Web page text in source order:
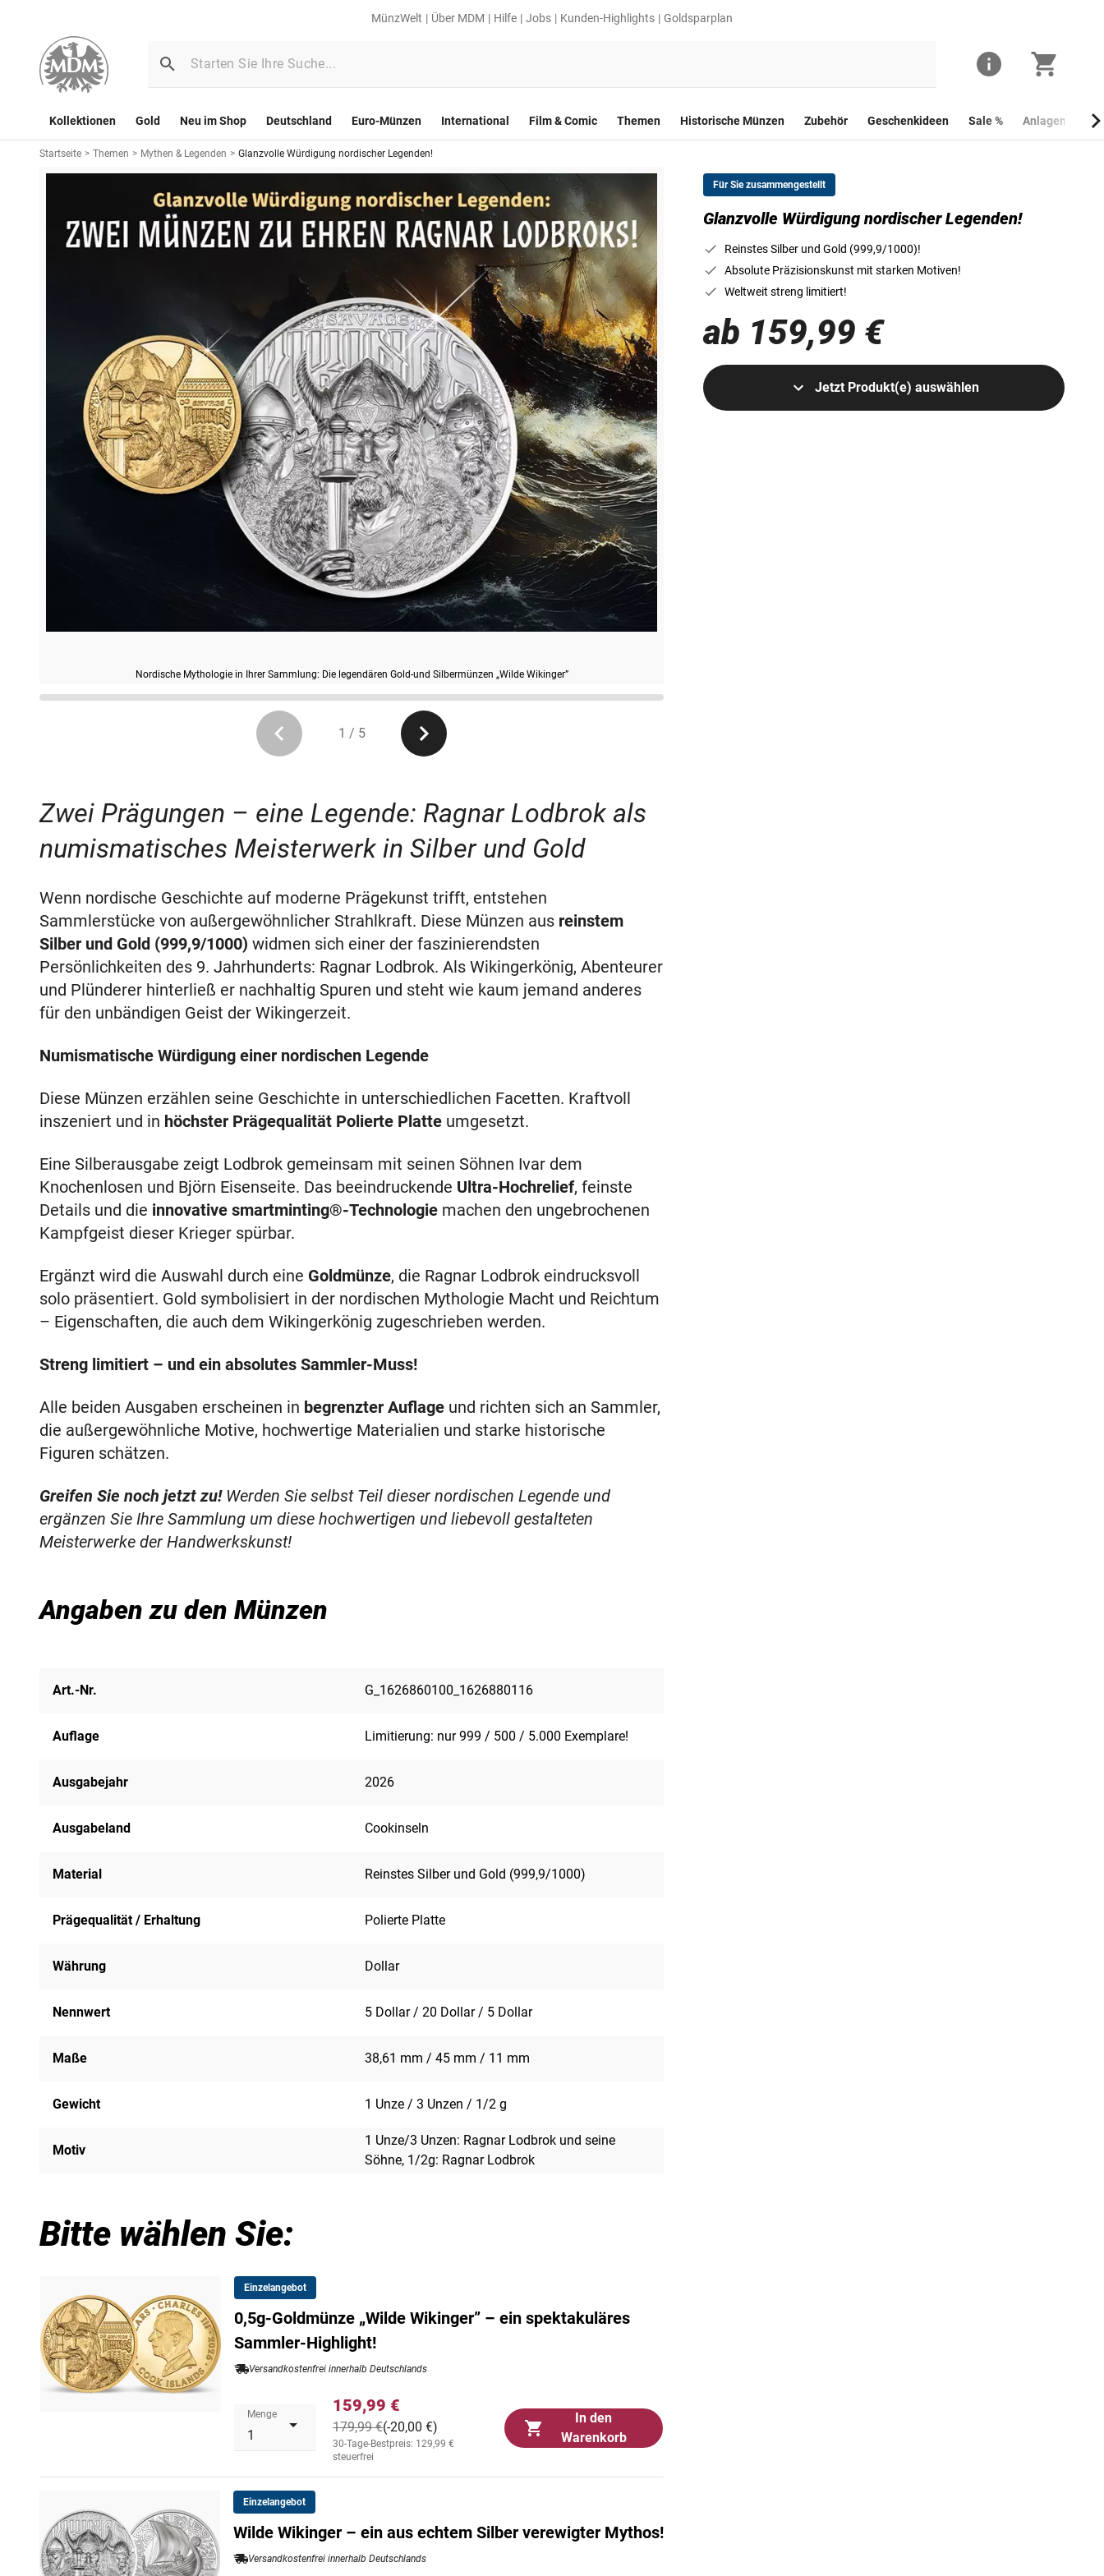
MünzWelt Über MDM Hilfe Jobs Kunden-Highlights Goldsparplan
Kollektionen Gold Neu im Shop Deutschland Euro-Münzen International Film & Comic Themen Historische Münzen Zubehör Geschenkideen Sale % Anlagemünzen
Startseite > Themen > Mythen & Legenden > Glanzvolle Würdigung nordischer Legenden!
Nordische Mythologie in Ihrer Sammlung: Die legendären Gold-und Silbermünzen „Wilde Wikinger”
Die Vorderseite der hochwertigen 1-Unzen-Silbermünze „Wilde
1 / 5
Für Sie zusammengestellt
Glanzvolle Würdigung nordischer Legenden!
Reinstes Silber und Gold (999,9/1000)!
Absolute Präzisionskunst mit starken Motiven!
Weltweit streng limitiert!
ab 159,99 €
Jetzt Produkt(e) auswählen
Zwei Prägungen – eine Legende: Ragnar Lodbrok als
numismatisches Meisterwerk in Silber und Gold
Wenn nordische Geschichte auf moderne Prägekunst trifft, entstehen
Sammlerstücke von außergewöhnlicher Strahlkraft. Diese Münzen aus reinstem
Silber und Gold (999,9/1000) widmen sich einer der faszinierendsten
Persönlichkeiten des 9. Jahrhunderts: Ragnar Lodbrok. Als Wikingerkönig, Abenteurer
und Plünderer hinterließ er nachhaltig Spuren und steht wie kaum jemand anderes
für den unbändigen Geist der Wikingerzeit.
Numismatische Würdigung einer nordischen Legende
Diese Münzen erzählen seine Geschichte in unterschiedlichen Facetten. Kraftvoll
inszeniert und in höchster Prägequalität Polierte Platte umgesetzt.
Eine Silberausgabe zeigt Lodbrok gemeinsam mit seinen Söhnen Ivar dem
Knochenlosen und Björn Eisenseite. Das beeindruckende Ultra-Hochrelief, feinste
Details und die innovative smartminting®-Technologie machen den ungebrochenen
Kampfgeist dieser Krieger spürbar.
Ergänzt wird die Auswahl durch eine Goldmünze, die Ragnar Lodbrok eindrucksvoll
solo präsentiert. Gold symbolisiert in der nordischen Mythologie Macht und Reichtum
– Eigenschaften, die auch dem Wikingerkönig zugeschrieben werden.
Streng limitiert – und ein absolutes Sammler-Muss!
Alle beiden Ausgaben erscheinen in begrenzter Auflage und richten sich an Sammler,
die außergewöhnliche Motive, hochwertige Materialien und starke historische
Figuren schätzen.
Greifen Sie noch jetzt zu!Werden Sie selbst Teil dieser nordischen Legende und
ergänzen Sie Ihre Sammlung um diese hochwertigen und liebevoll gestalteten
Meisterwerke der Handwerkskunst!
Angaben zu den Münzen
Art.-Nr. G_1626860100_1626880116
Auflage Limitierung: nur 999 / 500 / 5.000 Exemplare!
Ausgabejahr 2026
Ausgabeland Cookinseln
Material Reinstes Silber und Gold (999,9/1000)
Prägequalität / Erhaltung Polierte Platte
Währung Dollar
Nennwert 5 Dollar / 20 Dollar / 5 Dollar
Maße 38,61 mm / 45 mm / 11 mm
Gewicht 1 Unze / 3 Unzen / 1/2 g
Motiv
1 Unze/3 Unzen: Ragnar Lodbrok und seine
Söhne, 1/2g: Ragnar Lodbrok
Bitte wählen Sie:
Einzelangebot
0,5g-Goldmünze „Wilde Wikinger” – ein spektakuläres
Sammler-Highlight!
Versandkostenfrei innerhalb Deutschlands
Menge 159,99 €
(-20,00 €)
179,99 €
30-Tage-Bestpreis: 129,99 €
steuerfrei
In den
Warenkorb
Einzelangebot
Wilde Wikinger – ein aus echtem Silber verewigter Mythos!
Versandkostenfrei innerhalb Deutschlands